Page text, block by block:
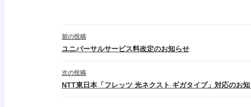
投稿ナビゲーション
前の投稿
ユニバーサルサービス料改定のお知らせ
次の投稿
NTT東日本「フレッツ 光ネクスト ギガタイプ」対応のお